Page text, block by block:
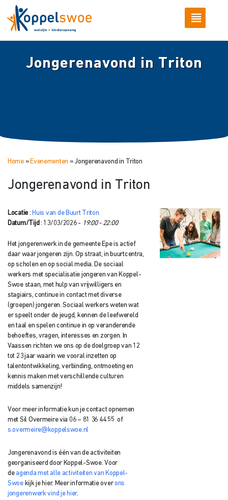
Jongerenavond in Triton
Home» Evenementen » Jongerenavond in Triton
Jongerenavond in Triton
Locatie : Huis van de Buurt Triton
Datum/Tijd : 13/03/2026 - 19:00 - 22:00
Het jongerenwerk in de gemeente Epe is actief
daar waar jongeren zijn. Op straat, in buurtcentra,
op scholen en op social media. De sociaal
werkers met specialisatie jongeren van Koppel-
Swoe staan, met hulp van vrijwilligers en
stagiairs, continue in contact met diverse
(groepen) jongeren. Sociaal werkers weten wat
er speelt onder de jeugd, kennen de leefwereld
en taal en spelen continue in op veranderende
behoeftes, vragen, interesses en zorgen. In
Vaassen richten we ons op de doelgroep van 12
tot 23 jaar waarin we vooral inzetten op
talentontwikkeling, verbinding, ontmoeting en
kennis maken met verschillende culturen
middels samenzijn!
Voor meer informatie kun je contact opnemen
met Sil Overmeire via 06 – 81 36 44 55 of
s.overmeire@koppelswoe.nl
Jongerenavond is één van de activiteiten
georganiseerd door Koppel-Swoe. Voor
de agenda met alle activiteiten van Koppel-
Swoekijk je hier. Meer informatie overons
jongerenwerk vind je hier.